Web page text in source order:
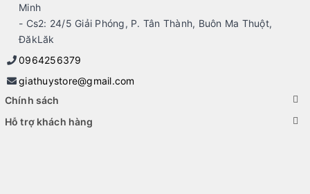
Minh
- Cs2: 24/5 Giải Phóng, P. Tân Thành, Buôn Ma Thuột,
ĐăkLăk
0964256379
giathuystore@gmail.com
Chính sách
Hỗ trợ khách hàng